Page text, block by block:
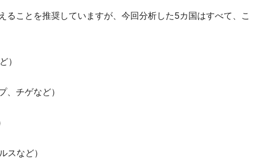
ることを推奨していますが、今回分析した5カ国はすべて、こ
）
、チゲなど）
スなど）